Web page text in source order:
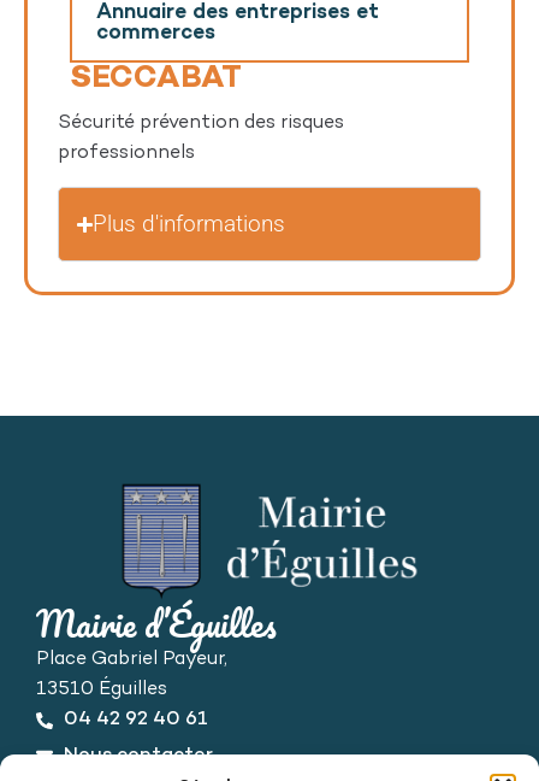
SECCABAT
Annuaire des entreprises et
commerces
Sécurité prévention des risques
professionnels
Plus d'informations
Mairie d’Éguilles
Place Gabriel Payeur,
13510 Éguilles
04 42 92 40 61
Nous contacter